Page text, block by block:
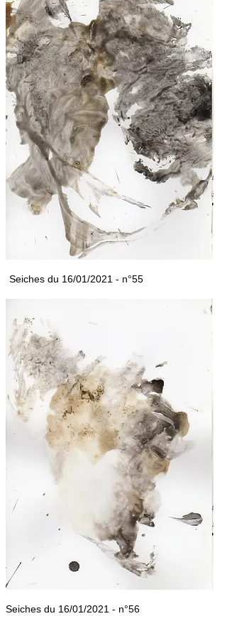
Seiches du 16/01/2021 - n°55
Seiches du 16/01/2021 - n°56